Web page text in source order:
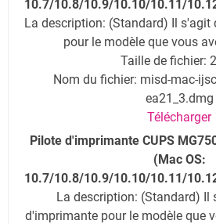
10.7/10.8/10.9/10.10/10.11/
La description: (Standard) Il s'agit
pour le modèle que vous
Taille de fichier:
Nom du fichier: misd-mac-
ea21_3.dmg
Télécharger
Pilote d'imprimante CUPS
(Mac OS:
10.7/10.8/10.9/10.10/10.11/
La description: (Standard) Il
d'imprimante pour le modèle que